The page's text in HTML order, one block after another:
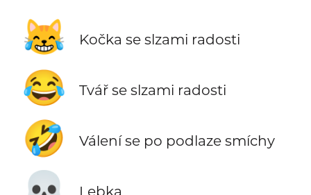
😹 Kočka se slzami radosti
😂 Tvář se slzami radosti
🤣 Válení se po podlaze smíchy
Lebka